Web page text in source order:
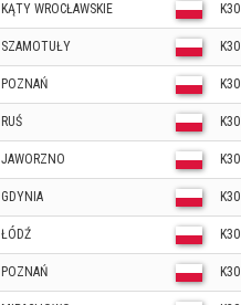
KĄTY WROCŁAWSKIE K30
SZAMOTUŁY K30
POZNAŃ K30
RUŚ K30
JAWORZNO K30
GDYNIA K30
ŁÓDŹ K30
POZNAŃ K30